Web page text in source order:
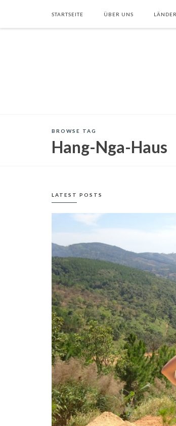
STARTSEITE ÜBER UNS LÄNDER
BROWSE TAG
Hang-Nga-Haus
LATEST POSTS